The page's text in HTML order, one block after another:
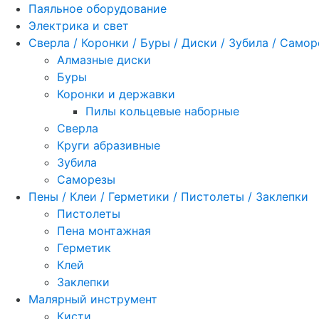
Паяльное оборудование
Электрика и свет
Сверла / Коронки / Буры / Диски / Зубила /
Алмазные диски
Буры
Коронки и державки
Пилы кольцевые наборные
Сверла
Круги абразивные
Зубила
Саморезы
Пены / Клеи / Герметики / Пистолеты / Заклепки
Пистолеты
Пена монтажная
Герметик
Клей
Заклепки
Малярный инструмент
Кисти